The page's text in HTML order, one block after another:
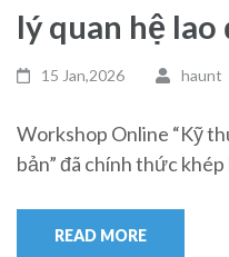
lý quan hệ lao
15 Jan,2026 haunt
Workshop Online “Kỹ
bản” đã chính thức
READ MORE